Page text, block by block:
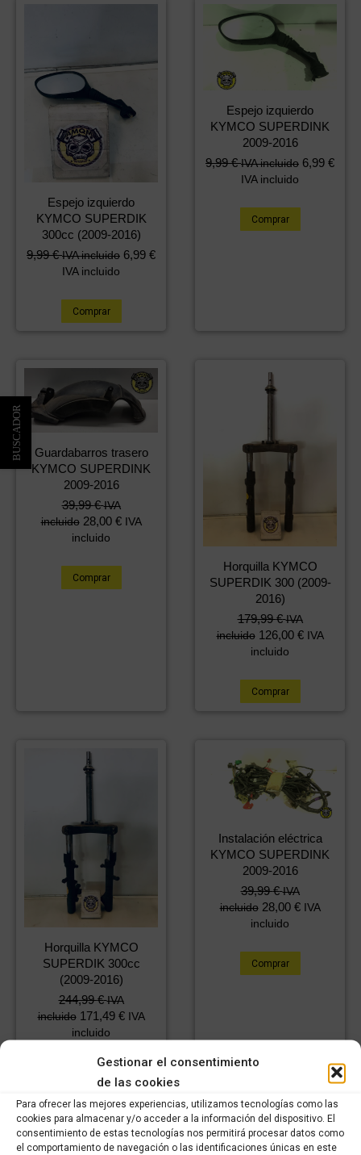
Gestionar el consentimiento
de las cookies
Para ofrecer las mejores experiencias, utilizamos tecnologías como las
cookies para almacenar y/o acceder a la información del dispositivo. El
consentimiento de estas tecnologías nos permitirá procesar datos como
el comportamiento de navegación o las identificaciones únicas en este
Espejo izquierdo
KYMCO SUPERDIK
300cc (2009-2016)
9,99€ IVA incluido 6,99 €
IVA incluido
Comprar
Espejo izquierdo
KYMCO SUPERDINK
2009-2016
9,99€ IVA incluido 6,99 €
IVA incluido
Comprar
Guardabarros trasero
KYMCO SUPERDINK
2009-2016
39,99€ IVA
incluido 28,00 € IVA
incluido
Comprar
Horquilla KYMCO
SUPERDIK 300 (2009-
2016)
179,99€ IVA
incluido 126,00 € IVA
incluido
Comprar
Horquilla KYMCO
SUPERDIK 300cc
(2009-2016)
244,99€ IVA
incluido 171,49 € IVA
incluido
Instalación eléctrica
KYMCO SUPERDINK
2009-2016
39,99€ IVA
incluido 28,00 € IVA
incluido
Comprar